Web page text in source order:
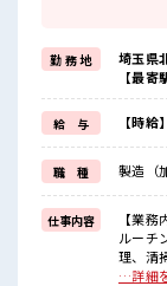
≪無理なくお給料
残業は月20時間未
ほどよく稼げま
≪週休2日制≫
週末は家族や友
≪動きやすい制服
制服があるので、
毎日の服装の悩み
≪様々なお仕事
一人で悩まず気
派遣のお仕事で
■職場の雰囲気
勤 務 地
埼玉県
【最
給 与 【時
職 種 製造（
仕事内容
【業
ルーチ
理、清
ワーク)
…詳細